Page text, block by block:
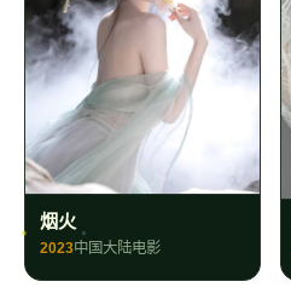
烟火
2023中国大陆电影